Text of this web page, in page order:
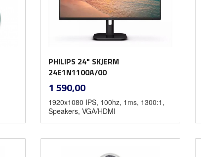
PHILIPS 24" SKJERM
24E1N1100A/00
Pris
1 590,00mva.
1920x1080 IPS, 100hz, 1ms, 1300:1,
Speakers, VGA/HDMI